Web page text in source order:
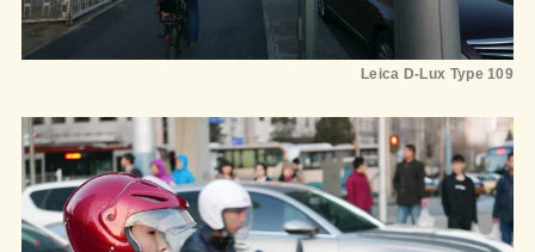
Leica D-Lux Type 109